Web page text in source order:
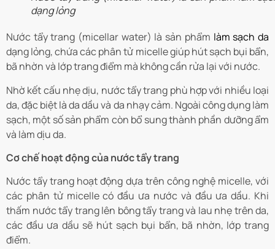
dạng lỏng
Nước tẩy trang (micellar water) là sản phẩm làm sạch da
dạng lỏng, chứa các phân tử micelle giúp hút sạch bụi bẩn,
bã nhờn và lớp trang điểm mà không cần rửa lại với nước.
Nhờ kết cấu nhẹ dịu, nước tẩy trang phù hợp với nhiều loại
da, đặc biệt là da dầu và da nhạy cảm. Ngoài công dụng làm
sạch, một số sản phẩm còn bổ sung thành phần dưỡng ẩm
và làm dịu da.
Cơ chế hoạt động của nước tẩy trang
Nước tẩy trang hoạt động dựa trên công nghệ micelle, với
các phân tử micelle có đầu ưa nước và đầu ưa dầu. Khi
thấm nước tẩy trang lên bông tẩy trang và lau nhẹ trên da,
các đầu ưa dầu sẽ hút sạch bụi bẩn, bã nhờn, lớp trang
điểm.